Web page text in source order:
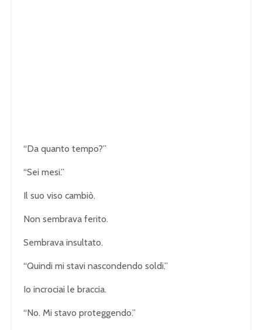
“Da quanto tempo?”
“Sei mesi.”
Il suo viso cambiò.
Non sembrava ferito.
Sembrava insultato.
“Quindi mi stavi nascondendo soldi.”
Io incrociai le braccia.
“No. Mi stavo proteggendo.”